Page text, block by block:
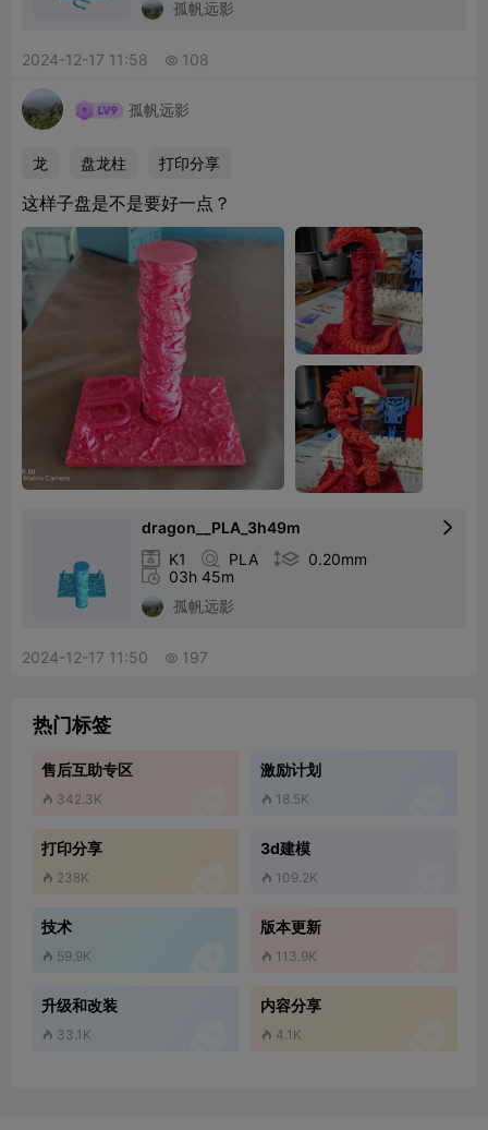
孤帆远影
2024-12-17 11:58  108
孤帆远影
龙 盘龙柱 打印分享
这样子盘是不是要好一点？
dragon__PLA_3h49m 
 K1  PLA  0.20mm
 03h 45m
孤帆远影
2024-12-17 11:50  197
热门标签
售后互助专区
 342.3K
激励计划
 18.5K
打印分享
 238K
3d建模
 109.2K
技术
 59.9K
版本更新
 113.9K
升级和改装
 33.1K
内容分享
 4.1K
登录即可使用海量模型